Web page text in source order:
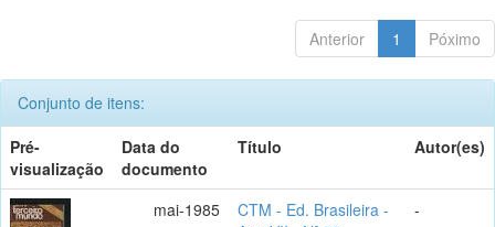
Anterior 1 Póximo
Conjunto de itens:
Pré-
visualização
Data do
documento
Título Autor(es)
mai-1985
CTM - Ed. Brasileira -
-